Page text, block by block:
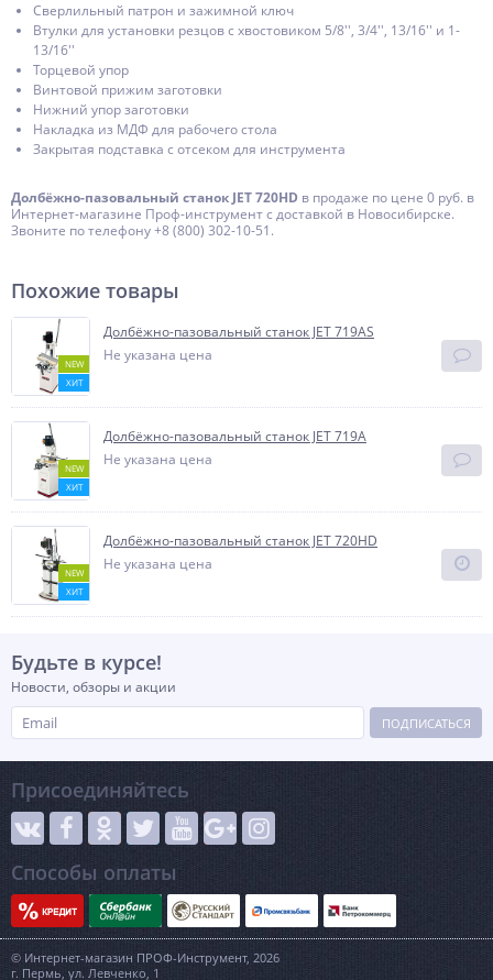
Сверлильный патрон и зажимной ключ
Втулки для установки резцов с хвостовиком 5/8'', 3/4'', 13/16'' и 1-
13/16''
Торцевой упор
Винтовой прижим заготовки
Нижний упор заготовки
Накладка из МДФ для рабочего стола
Закрытая подставка с отсеком для инструмента
Долбёжно-пазовальный станок JET 720HD в продаже по цене 0 руб. в
Интернет-магазине Проф-инструмент с доставкой в Новосибирске.
Звоните по телефону +8 (800) 302-10-51.
Похожие товары
NEW
ХИТ
Долбёжно-пазовальный станок JET 719AS
Не указана цена
NEW
ХИТ
Долбёжно-пазовальный станок JET 719A
Не указана цена
NEW
ХИТ
Долбёжно-пазовальный станок JET 720HD
Не указана цена
Будьте в курсе!
Новости, обзоры и акции
ПОДПИСАТЬСЯ
Присоединяйтесь
Способы оплаты
© Интернет-магазин ПРОФ-Инструмент, 2026
г. Пермь, ул. Левченко, 1